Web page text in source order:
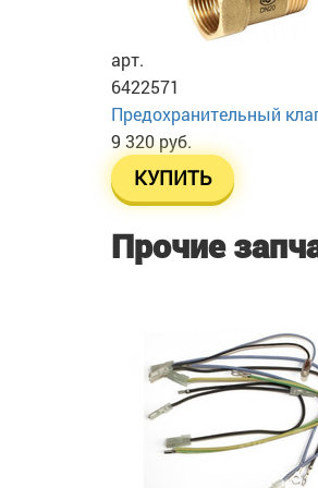
арт.
6422571
Предохранительный
9 320 руб.
КУПИТЬ
Прочие